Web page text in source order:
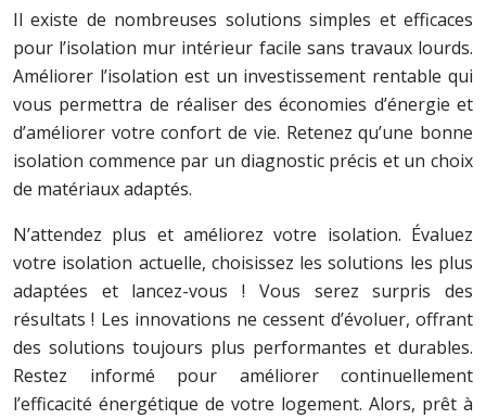
Il existe de nombreuses solutions simples et efficaces
pour l’isolation mur intérieur facile sans travaux lourds.
Améliorer l’isolation est un investissement rentable qui
vous permettra de réaliser des économies d’énergie et
d’améliorer votre confort de vie. Retenez qu’une bonne
isolation commence par un diagnostic précis et un choix
de matériaux adaptés.
N’attendez plus et améliorez votre isolation. Évaluez
votre isolation actuelle, choisissez les solutions les plus
adaptées et lancez-vous ! Vous serez surpris des
résultats ! Les innovations ne cessent d’évoluer, offrant
des solutions toujours plus performantes et durables.
Restez informé pour améliorer continuellement
l’efficacité énergétique de votre logement. Alors, prêt à